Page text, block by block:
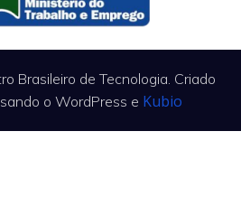
Brasileiro de Tecnologia. Criado
o WordPress e Kubio